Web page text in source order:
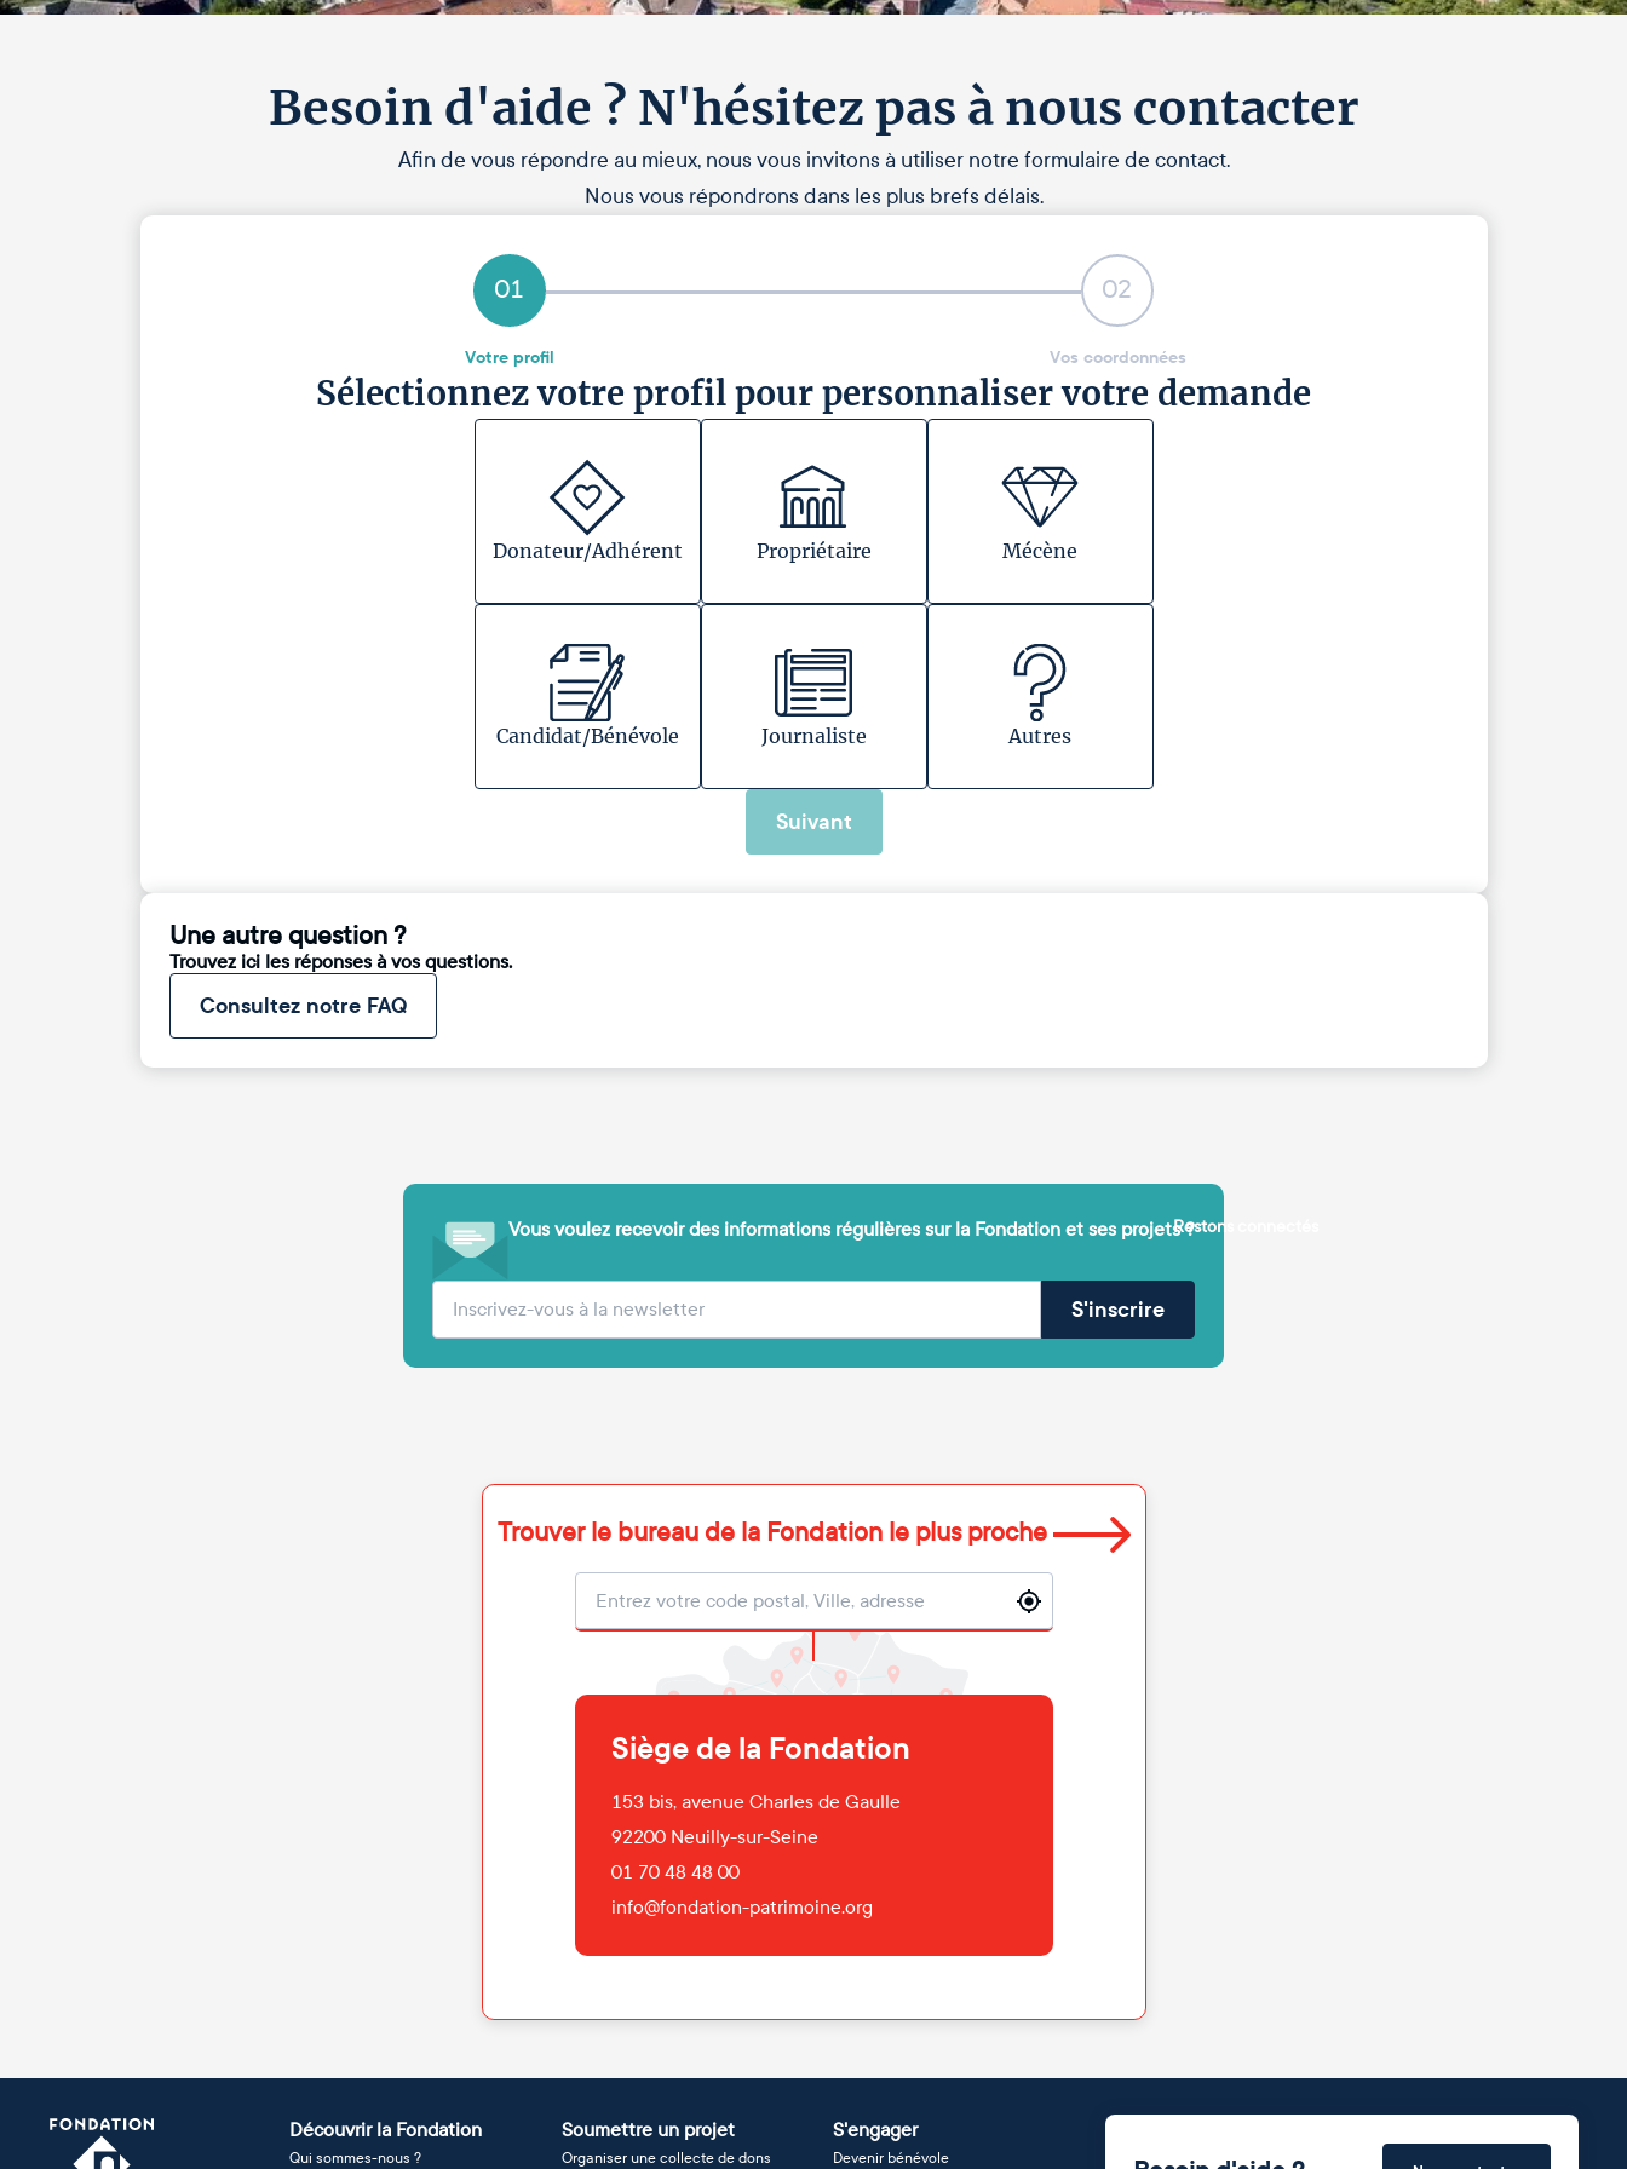
Besoin d'aide ? N'hésitez pas à nous contacter
Afin de vous répondre au mieux, nous vous invitons à utiliser notre formulaire de contact.
Nous vous répondrons dans les plus brefs délais.
01
Votre profil
02
Vos coordonnées
Sélectionnez votre profil pour personnaliser votre demande
Donateur/Adhérent Propriétaire Mécène
Candidat/Bénévole Journaliste Autres
Suivant
Une autre question ?
Trouvez ici les réponses à vos questions.
Consultez notre FAQ
Vous voulez recevoir des informations régulières sur la Fondation et ses projets ?
Votre adresse e-mail (obligatoire) S'inscrire
Restons connectés
Trouver le bureau de la Fondation le plus proche
Localisation
Siège de la Fondation
153 bis, avenue Charles de Gaulle
92200 Neuilly-sur-Seine
01 70 48 48 00
info@fondation-patrimoine.org
Découvrir la Fondation
Qui sommes-nous ?
Soumettre un projet
Organiser une collecte de dons
S'engager
Devenir bénévole